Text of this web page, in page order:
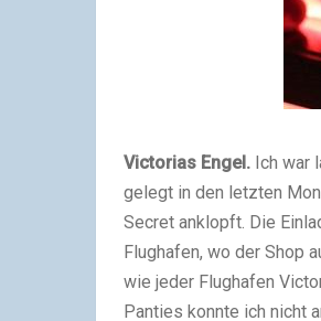
Victorias Engel. Ich war
gelegt in den letzten
Secret anklopft. Die
Flughafen, wo der Shop
wie jeder Flughafen
Panties konnte ich nicht